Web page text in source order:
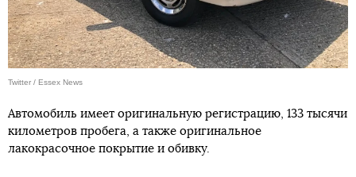
Twitter / Essex News
Автомобиль имеет оригинальную регистрацию, 133 тысячи
километров пробега, а также оригинальное
лакокрасочное покрытие и обивку.